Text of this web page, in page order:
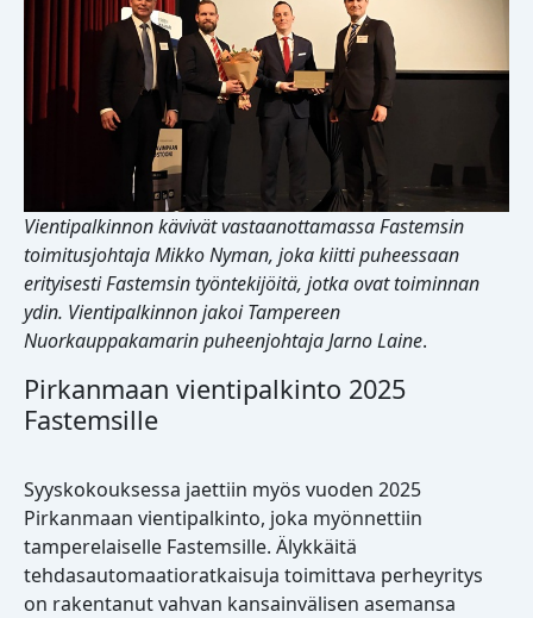
Vientipalkinnon kävivät vastaanottamassa Fastemsin
toimitusjohtaja Mikko Nyman, joka kiitti puheessaan
erityisesti Fastemsin työntekijöitä, jotka ovat toiminnan
ydin. Vientipalkinnon jakoi Tampereen
Nuorkauppakamarin puheenjohtaja Jarno Laine.
Pirkanmaan vientipalkinto 2025
Fastemsille
Syyskokouksessa jaettiin myös vuoden 2025
Pirkanmaan vientipalkinto, joka myönnettiin
tamperelaiselle Fastemsille. Älykkäitä
tehdasautomaatioratkaisuja toimittava perheyritys
on rakentanut vahvan kansainvälisen asemansa